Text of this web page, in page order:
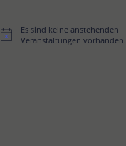
Hinweis
Es sind keine anstehenden
Veranstaltungen vorhanden.